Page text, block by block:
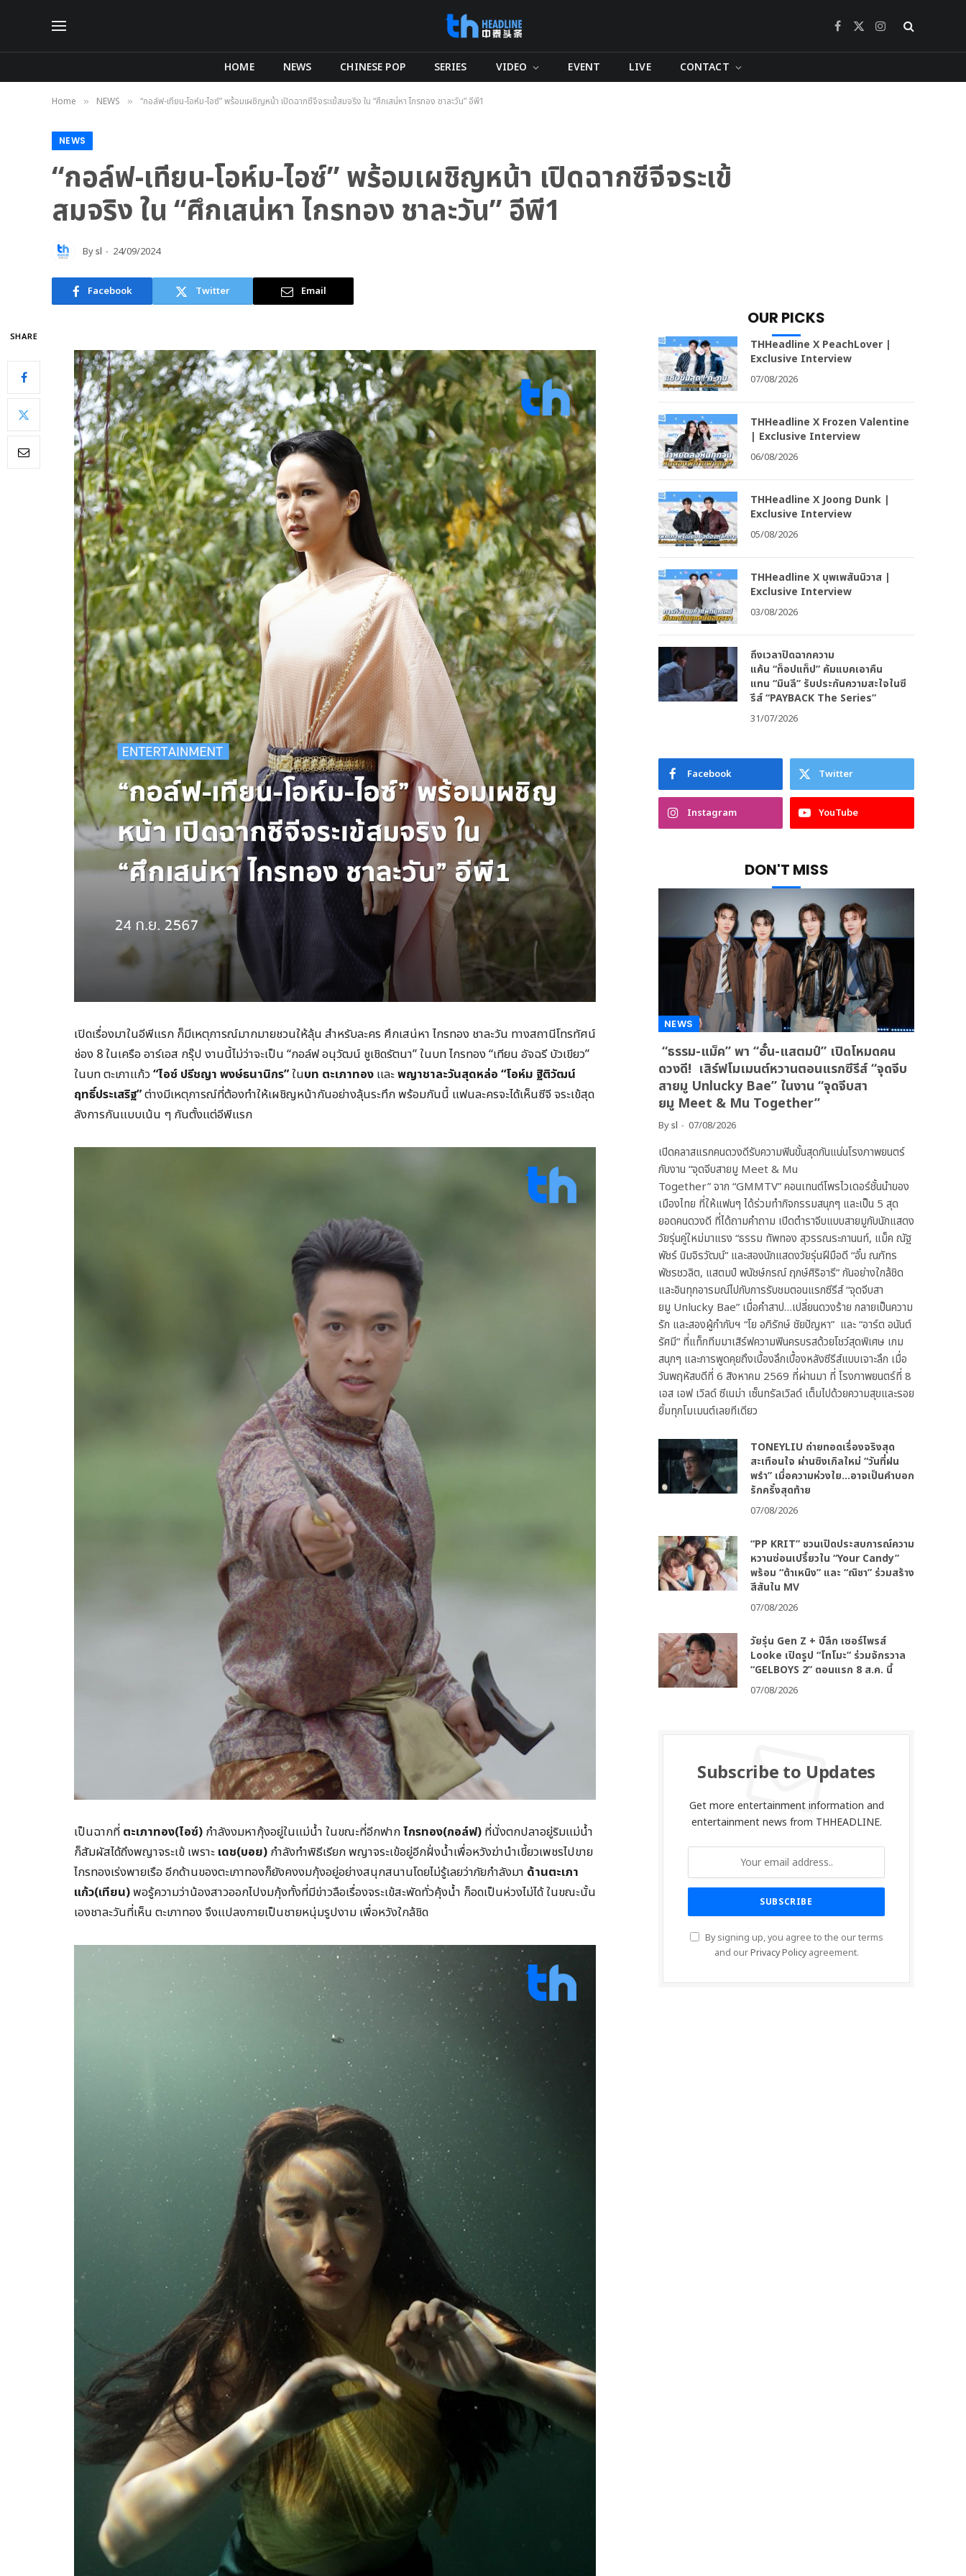
Facebook
X
Instagram
HOME NEWS CHINESE POP SERIES VIDEO EVENT LIVE CONTACT
Home » NEWS » “กอล์ฟ-เทียน-โอห์ม-ไอซ์” พร้อมเผชิญหน้า เปิดฉากซีจีจระเข้สมจริง ใน “ศึกเสน่หา ไกรทอง ชาละวัน” อีพี1
NEWS
“กอล์ฟ-เทียน-โอห์ม-ไอซ์” พร้อมเผชิญหน้า เปิดฉากซีจีจระเข้
สมจริง ใน “ศึกเสน่หา ไกรทอง ชาละวัน” อีพี1
Bysl 24/09/2024
Facebook Twitter Email
SHARE
เปิดเรื่องมาในอีพีแรก ก็มีเหตุการณ์มากมายชวนให้ลุ้น สำหรับละคร ศึกเสน่หา ไกรทอง ชาละวัน ทางสถานีโทรทัศน์
ช่อง 8 ในเครือ อาร์เอส กรุ๊ป งานนี้ไม่ว่าจะเป็น “กอล์ฟ อนุวัฒน์ ชูเชิดรัตนา” ในบท ไกรทอง “เทียน อัจฉรี บัวเขียว”
ในบท ตะเภาแก้ว“ไอซ์ ปรีชญา พงษ์ธนานิกร”ในบท ตะเภาทอง และพญาชาละวันสุดหล่อ “โอห์ม ฐิติวัฒน์
ฤทธิ์ประเสริฐ”ต่างมีเหตุการณ์ที่ต้องทำให้เผชิญหน้ากันอย่างลุ้นระทึก พร้อมกันนี้ แฟนละครจะได้เห็นซีจี จระเข้สุด
ลังการกันแบบเน้น ๆ กันตั้งแต่อีพีแรก
เป็นฉากที่ ตะเภาทอง(ไอซ์) กำลังงมหากุ้งอยู่ในแม่น้ำ ในขณะที่อีกฟากไกรทอง(กอล์ฟ) ที่นั่งตกปลาอยู่ริมแม่น้ำ
ก็สัมผัสได้ถึงพญาจระเข้ เพราะ เดช(บอย) กำลังทำพิธีเรียก พญาจระเข้อยู่อีกฝั่งน้ำเพื่อหวังฆ่านำเขี้ยวเพชรไปขาย
ไกรทองเร่งพายเรือ อีกด้านของตะเภาทองก็ยังคงงมกุ้งอยู่อย่างสนุกสนานโดยไม่รู้เลยว่าภัยกำลังมา ด้านตะเภา
แก้ว(เทียน)พอรู้ความว่าน้องสาวออกไปงมกุ้งทั้งที่มีข่าวลือเรื่องจระเข้สะพัดทั่วคุ้งน้ำ ก็อดเป็นห่วงไม่ได้ ในขณะนั้น
เองชาละวันที่เห็น ตะเภาทอง จึงแปลงกายเป็นชายหนุ่มรูปงาม เพื่อหวังใกล้ชิด
OUR PICKS
THHeadline X PeachLover |
Exclusive Interview
07/08/2026
THHeadline X Frozen Valentine
| Exclusive Interview
06/08/2026
THHeadline X Joong Dunk |
Exclusive Interview
05/08/2026
THHeadline X บุพเพสันนิวาส |
Exclusive Interview
03/08/2026
ถึงเวลาปิดฉากความ
แค้น “ท็อปแท็ป” คัมแบคเอาคืน
แทน “มินลี” รับประกันความสะใจในซี
รีส์ “PAYBACK The Series”
31/07/2026
Facebook Twitter
Instagram YouTube
DON'T MISS
NEWS
“ธรรม-แม็ค” พา “อั๋น-แสตมป์” เปิดโหมดคน
ดวงดี! เสิร์ฟโมเมนต์หวานตอนแรกซีรีส์ “จุดจีบ
สายมู Unlucky Bae” ในงาน “จุดจีบสา
ยมู Meet & Mu Together”
Bysl 07/08/2026
เปิดคลาสแรกคนดวงดีรับความฟินขั้นสุดกันแน่นโรงภาพยนตร์
กับงาน “จุดจีบสายมู Meet & Mu
Together” จาก “GMMTV” คอนเทนต์โพรไวเดอร์ชั้นนำของ
เมืองไทย ที่ให้แฟนๆ ได้ร่วมทำกิจกรรมสนุกๆ และเป็น 5 สุด
ยอดคนดวงดี ที่ได้ถามคำถาม เปิดตำราจีบแบบสายมูกับนักแสดง
วัยรุ่นคู่ใหม่มาแรง “ธรรม ทัพทอง สุวรรณระกานนท์, แม็ค ณัฐ
พัชร์ นิมจิรวัฒน์” และสองนักแสดงวัยรุ่นฝีมือดี “อั๋น ณภัทร
พัชรชวลิต, แสตมป์ พนัชษ์กรณ์ ฤกษ์ศิริอารี” กันอย่างใกล้ชิด
และอินทุกอารมณ์ไปกับการรับชมตอนแรกซีรีส์ “จุดจีบสา
ยมู Unlucky Bae” เมื่อคำสาป…เปลี่ยนดวงร้าย กลายเป็นความ
รัก และสองผู้กำกับฯ “โย อภิรักษ์ ชัยปัญหา” และ “อาร์ต อนันต์
รัศมี” ที่แท็กทีมมาเสิร์ฟความฟินครบรสด้วยโชว์สุดพิเศษ เกม
สนุกๆ และการพูดคุยถึงเบื้องลึกเบื้องหลังซีรีส์แบบเจาะลึก เมื่อ
วันพฤหัสบดีที่ 6 สิงหาคม 2569 ที่ผ่านมา ที่ โรงภาพยนตร์ที่ 8
เอส เอฟ เวิลด์ ซีเนม่า เซ็นทรัลเวิลด์ เต็มไปด้วยความสุขและรอย
ยิ้มทุกโมเมนต์เลยทีเดียว
TONEYLIU ถ่ายทอดเรื่องจริงสุด
สะเทือนใจ ผ่านซิงเกิลใหม่ “วันที่ฝน
พรำ” เมื่อความห่วงใย…อาจเป็นคำบอก
รักครั้งสุดท้าย
07/08/2026
“PP KRIT” ชวนเปิดประสบการณ์ความ
หวานซ่อนเปรี้ยวใน “Your Candy”
พร้อม “ต้าเหนิง” และ “ณิชา” ร่วมสร้าง
สีสันใน MV
07/08/2026
วัยรุ่น Gen Z + ปีลึก เซอร์ไพรส์
Looke เปิดรูป “โทโมะ” ร่วมจักรวาล
“GELBOYS 2” ตอนแรก 8 ส.ค. นี้
07/08/2026
Subscribe to Updates
Get more entertainment information and
entertainment news from THHEADLINE.
By signing up, you agree to the our terms
and ourPrivacy Policyagreement.